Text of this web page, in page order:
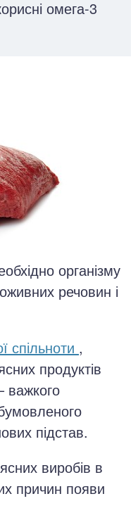
омега-3
організму
речовин і
спільноти ,
продуктів
важкого
підстав.
виробів в
причин появи